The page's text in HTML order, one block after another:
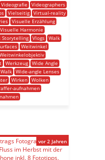
Videografie
Videographers
Vielseitig
Virtual-reality
Visuelle Erzählung
Visuelle Harmonie
Storytelling Vlogs Walk
Weitwinkel
Weitwinkelobjektiv
Werkzeug
Wide Angle
Wide-angle Lenses
Wirken Wolken
aufnahmen
vor 2 Jahren